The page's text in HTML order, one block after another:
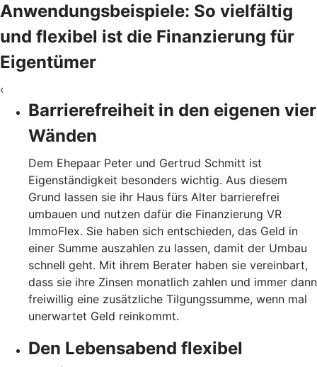
Anwendungsbeispiele: So vielfältig
und flexibel ist die Finanzierung für
Eigentümer
‹
Barrierefreiheit in den eigenen vier
Wänden
Dem Ehepaar Peter und Gertrud Schmitt ist
Eigenständigkeit besonders wichtig. Aus diesem
Grund lassen sie ihr Haus fürs Alter barrierefrei
umbauen und nutzen dafür die Finanzierung VR
ImmoFlex. Sie haben sich entschieden, das Geld in
einer Summe auszahlen zu lassen, damit der Umbau
schnell geht. Mit ihrem Berater haben sie vereinbart,
dass sie ihre Zinsen monatlich zahlen und immer dann
freiwillig eine zusätzliche Tilgungssumme, wenn mal
unerwartet Geld reinkommt.
Den Lebensabend flexibel